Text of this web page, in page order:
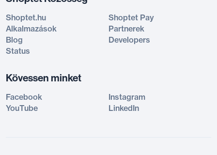
Shoptet.hu
Shoptet Pay
Alkalmazások
Partnerek
Blog
Developers
Status
Kövessen minket
Facebook
Instagram
YouTube
LinkedIn